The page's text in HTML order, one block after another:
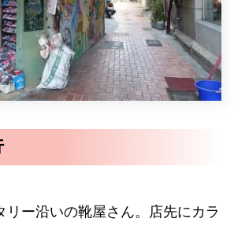
リー沿いの靴屋さん。店先にカラ